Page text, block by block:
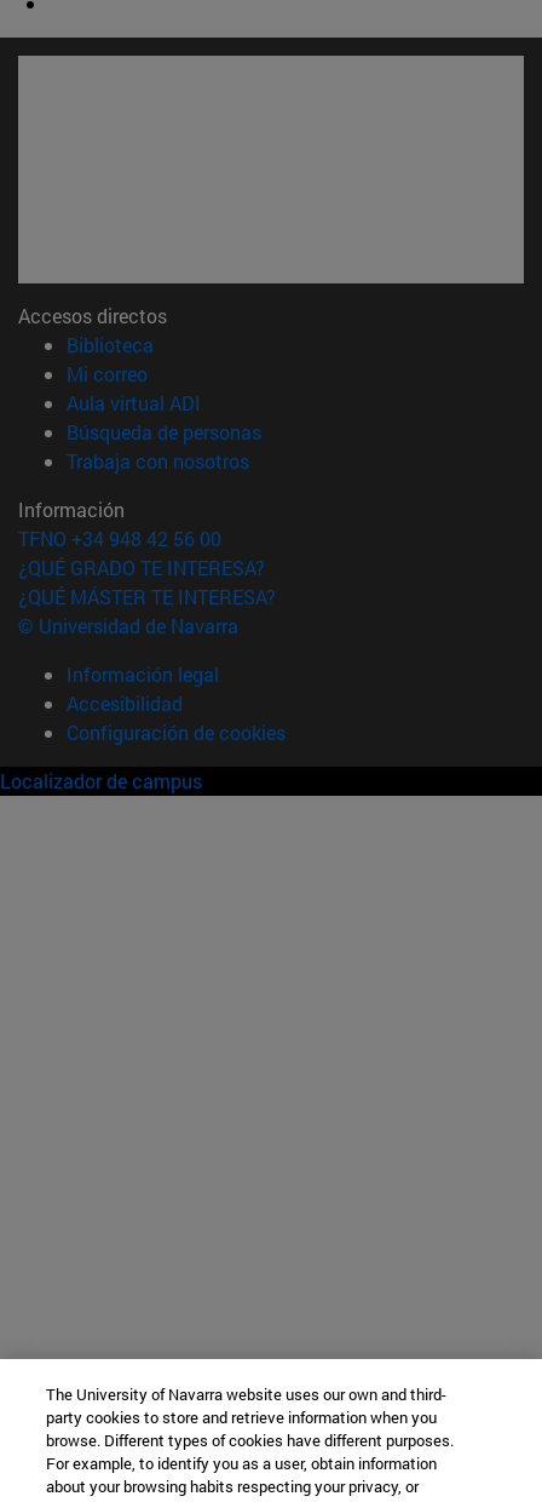
Accesos directos
Biblioteca
Mi correo(abre en nueva ventana)
Aula virtual ADI
Búsqueda de personas(abre en nueva ventana)
Trabaja con nosotros(abre en nueva ventana)
Información
TFNO +34 948 42 56 00
¿QUÉ GRADO TE INTERESA?
¿QUÉ MÁSTER TE INTERESA?
© Universidad de Navarra
Información legal
Accesibilidad
Configuración de cookies
Localizador de campus
The University of Navarra website uses our own and third-
party cookies to store and retrieve information when you
browse. Different types of cookies have different purposes.
For example, to identify you as a user, obtain information
about your browsing habits respecting your privacy, or